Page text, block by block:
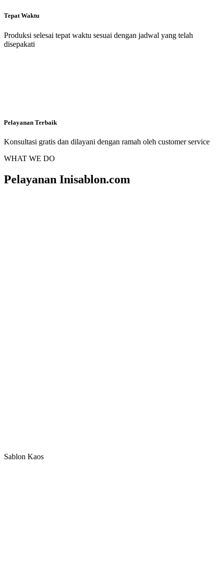
Tepat Waktu
Produksi selesai tepat waktu sesuai dengan jadwal yang telah
disepakati
Pelayanan Terbaik
Konsultasi gratis dan dilayani dengan ramah oleh customer service
WHAT WE DO
Pelayanan Inisablon.com
Sablon Kaos